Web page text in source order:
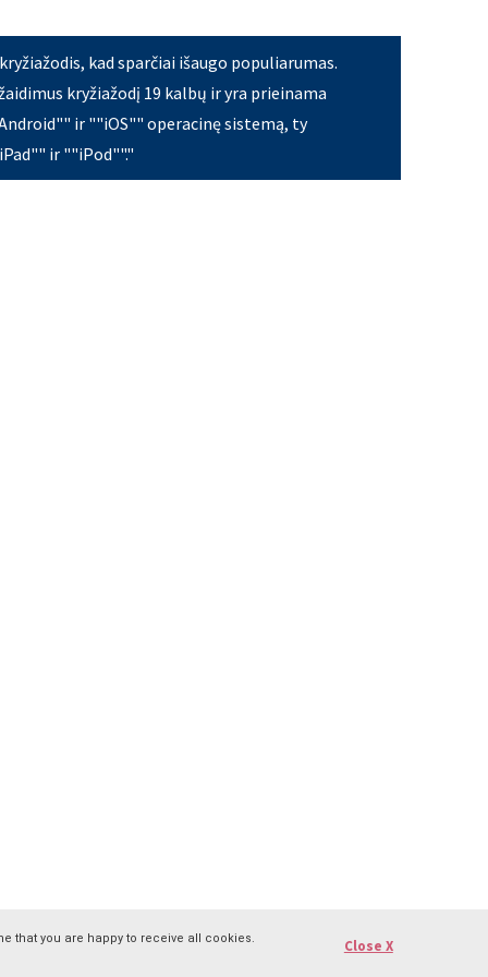
kad sparčiai išaugo populiarumas.
kryžiažodį 19 kalbų ir yra prieinama
ir ""iOS"" operacinę sistemą, ty
ir ""iPod""."
Close X
that you are happy to receive all cookies.